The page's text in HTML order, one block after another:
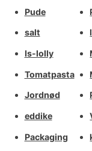
Pude
salt
Is-lolly
Tomatpasta
Jordnød
eddike
Packaging